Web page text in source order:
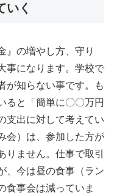
いく
』の増やし方、守り
事になります。学校で
が知らない事です。も
ると「簡単に〇〇万円
支出に対して考えてい
会）は、参加した方が
りません。仕事で取引
、今は昼の食事（ラン
食事会は減っていま